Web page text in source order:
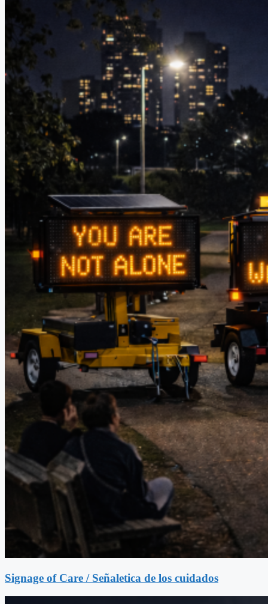
Signage of Care / Señaletica de los cuidados